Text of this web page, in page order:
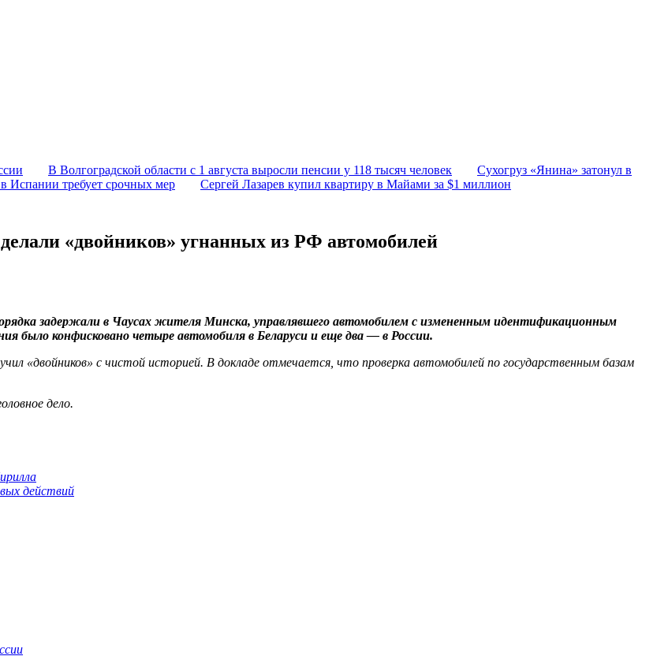
В Волгоградской области с 1 августа выросли пенсии у 118 тысяч человек
Сухогруз «Янина» затонул в
Испании требует срочных мер
Сергей Лазарев купил квартиру в Майами за $1 миллион
«двойников» угнанных из РФ автомобилей
задержали в Чаусах жителя Минска, управлявшего автомобилем с измененным идентификационным
было конфисковано четыре автомобиля в Беларуси и еще два — в России.
«двойников» с чистой историей. В докладе отмечается, что проверка автомобилей по государственным базам
дело.
действий